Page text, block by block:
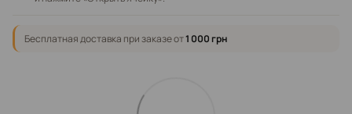
Бесплатная доставка при заказе от1 000 грн